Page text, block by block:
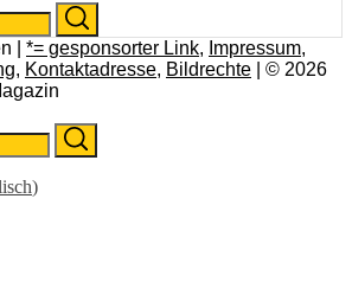
| *= gesponsorter Link, Impressum,
, Kontaktadresse, Bildrechte | © 2026
)